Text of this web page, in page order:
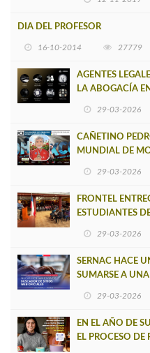
DIA DEL PROFESOR
16-10-2014 27779
AGENTES
LA ABOGACÍA
29-03-2026
CAÑETINO
MUNDIAL DE
29-03-2026
FRONTEL
ESTUDIANTES
29-03-2026
SERNAC HACE
SUMARSE A
29-03-2026
EN EL AÑO DE
EL PROCESO